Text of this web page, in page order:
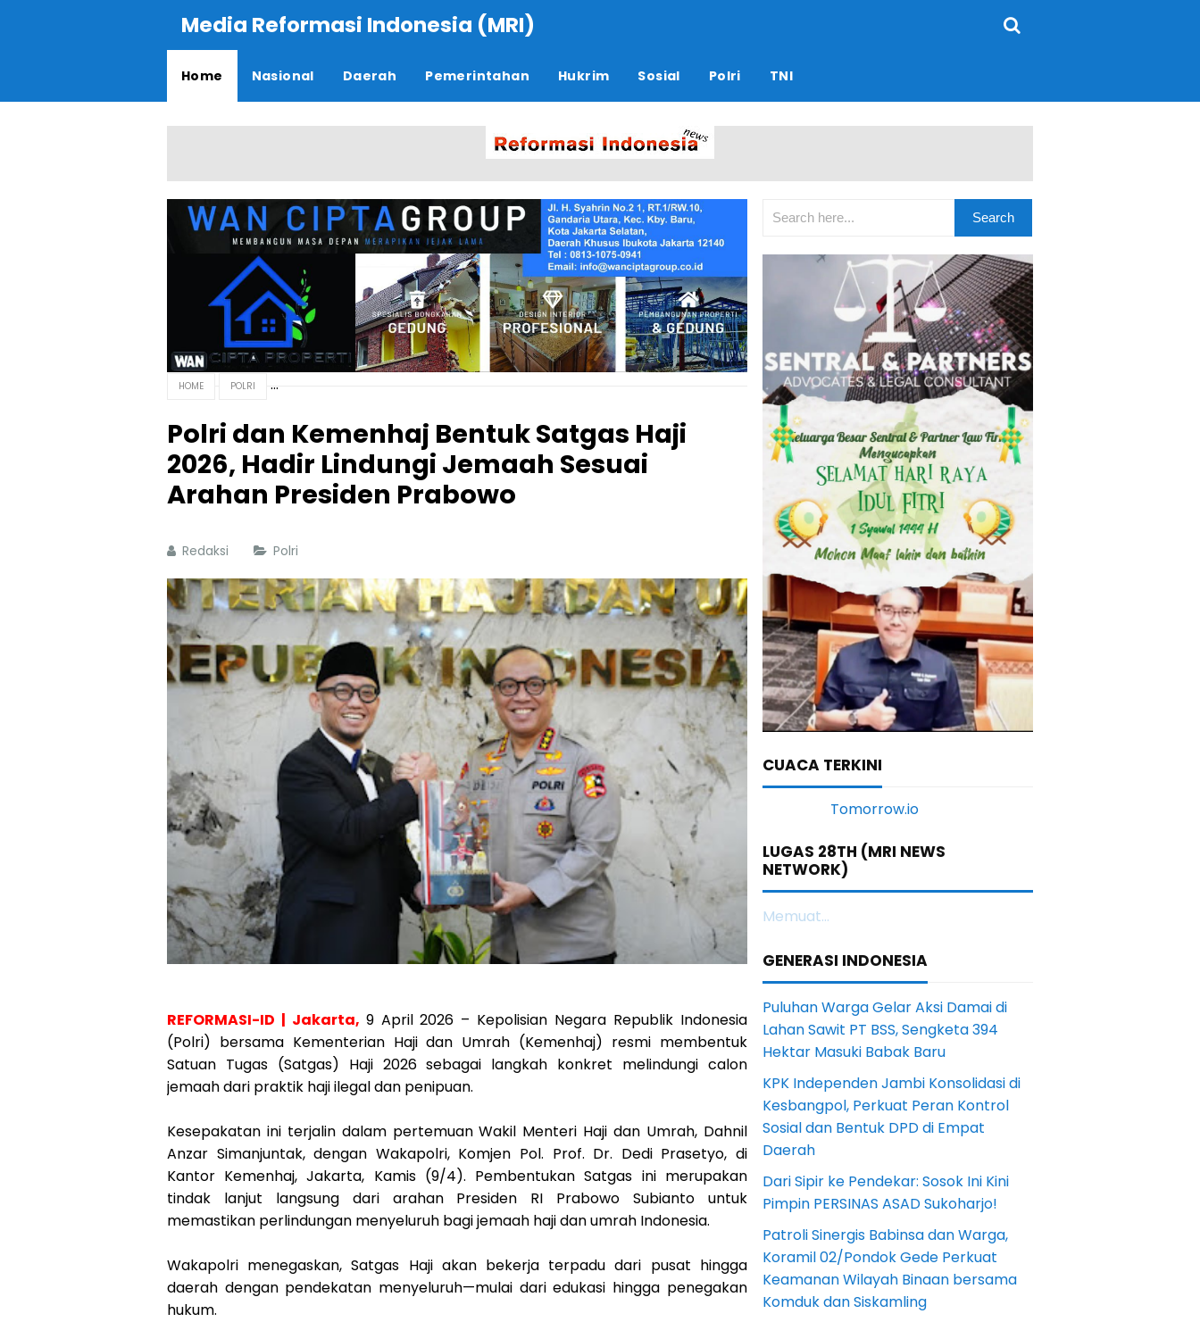
Media Reformasi Indonesia (MRI)
Home Nasional Daerah Pemerintahan Hukrim Sosial Polri TNI
HOME POLRI
Polri dan Kemenhaj Bentuk Satgas Haji
2026, Hadir Lindungi Jemaah Sesuai
Arahan Presiden Prabowo
Redaksi Polri
REFORMASI-ID | Jakarta, 9 April 2026 – Kepolisian Negara Republik Indonesia
(Polri) bersama Kementerian Haji dan Umrah (Kemenhaj) resmi membentuk
Satuan Tugas (Satgas) Haji 2026 sebagai langkah konkret melindungi calon
jemaah dari praktik haji ilegal dan penipuan.
Kesepakatan ini terjalin dalam pertemuan Wakil Menteri Haji dan Umrah, Dahnil
Anzar Simanjuntak, dengan Wakapolri, Komjen Pol. Prof. Dr. Dedi Prasetyo, di
Kantor Kemenhaj, Jakarta, Kamis (9/4). Pembentukan Satgas ini merupakan
tindak lanjut langsung dari arahan Presiden RI Prabowo Subianto untuk
memastikan perlindungan menyeluruh bagi jemaah haji dan umrah Indonesia.
Wakapolri menegaskan, Satgas Haji akan bekerja terpadu dari pusat hingga
daerah dengan pendekatan menyeluruh—mulai dari edukasi hingga penegakan
hukum.
CUACA TERKINI
LUGAS 28TH (MRI NEWS
NETWORK)
Memuat...
GENERASI INDONESIA
Puluhan Warga Gelar Aksi Damai di
Lahan Sawit PT BSS, Sengketa 394
Hektar Masuki Babak Baru
KPK Independen Jambi Konsolidasi di
Kesbangpol, Perkuat Peran Kontrol
Sosial dan Bentuk DPD di Empat
Daerah
Dari Sipir ke Pendekar: Sosok Ini Kini
Pimpin PERSINAS ASAD Sukoharjo!
Patroli Sinergis Babinsa dan Warga,
Koramil 02/Pondok Gede Perkuat
Keamanan Wilayah Binaan bersama
Komduk dan Siskamling